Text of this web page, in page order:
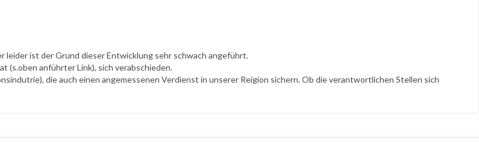
ist der Grund dieser Entwicklung sehr schwach angeführt.
(s.oben anführter Link), sich verabschieden.
die auch einen angemessenen Verdienst in unserer Reigion sichern. Ob die verantwortlichen Stellen sich